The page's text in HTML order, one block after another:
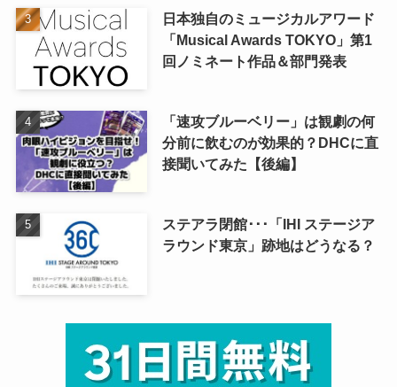
日本独自のミュージカルアワード
「Musical Awards TOKYO」第1
回ノミネート作品＆部門発表
「速攻ブルーベリー」は観劇の何
分前に飲むのが効果的？DHCに直
接聞いてみた【後編】
ステアラ閉館･･･「IHI ステージア
ラウンド東京」跡地はどうなる？